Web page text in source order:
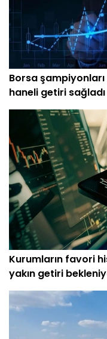
Borsa
haneli getiri sağladı
Kurumların favori
yakın getiri